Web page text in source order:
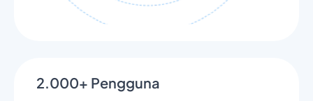
2.000+ Pengguna